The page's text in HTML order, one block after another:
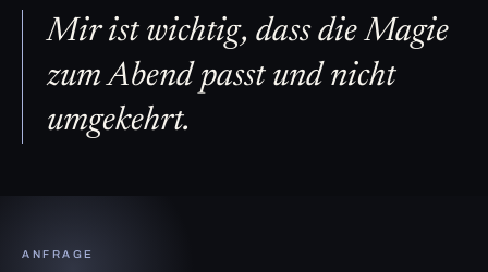
Mir ist wichtig, dass die Magie
zum Abend passt und nicht
umgekehrt.
ANFRAGE